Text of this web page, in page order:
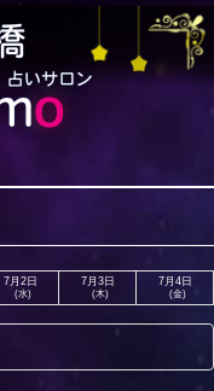
7月2日
(水)
7月3日
(木)
7月4日
(金)